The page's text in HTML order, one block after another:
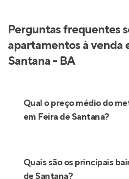
Perguntas frequentes
apartamentos à venda
Santana - BA
Qual o preço médio do
em Feira de Santana?
Quais são os principais
de Santana?